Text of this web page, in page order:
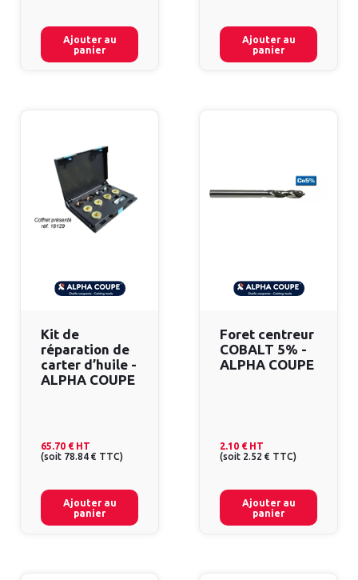
Ajouter au
panier
Ajouter au
panier
Kit de
réparation de
carter d’huile -
ALPHA COUPE
65.70 € HT
(soit 78.84 € TTC)
Ajouter au
panier
Foret centreur
COBALT 5% -
ALPHA COUPE
2.10 € HT
(soit 2.52 € TTC)
Ajouter au
panier